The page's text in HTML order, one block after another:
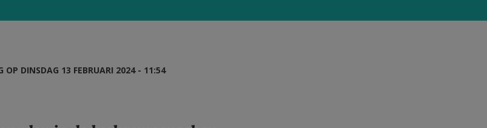
OP DINSDAG 13 FEBRUARI 2024 - 11:54